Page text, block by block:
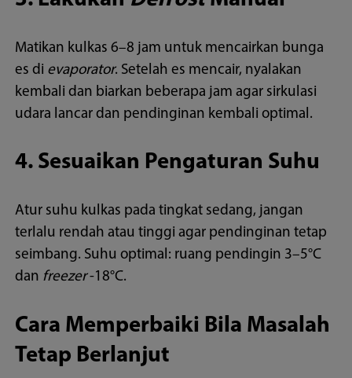
Matikan kulkas 6–8 jam untuk mencairkan bunga
es di evaporator. Setelah es mencair, nyalakan
kembali dan biarkan beberapa jam agar sirkulasi
udara lancar dan pendinginan kembali optimal.
4. Sesuaikan Pengaturan Suhu
Atur suhu kulkas pada tingkat sedang, jangan
terlalu rendah atau tinggi agar pendinginan tetap
seimbang. Suhu optimal: ruang pendingin 3–5°C
dan freezer-18°C.
Cara Memperbaiki Bila Masalah
Tetap Berlanjut